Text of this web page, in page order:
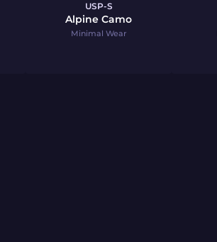
USP-S
Alpine Camo
Minimal Wear